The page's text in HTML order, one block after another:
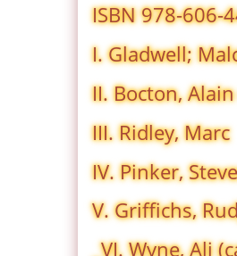
ISBN 978-606-
I. Gladwell;
II. Bocton,
III. Ridley, Marc
IV. Pinker,
V. Griffichs,
_VI. Wyne, Ali